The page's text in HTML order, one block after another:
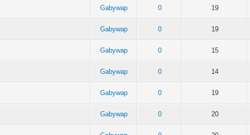
Gabywap 0 19
Gabywap 0 19
Gabywap 0 15
Gabywap 0 14
Gabywap 0 19
Gabywap 0 20